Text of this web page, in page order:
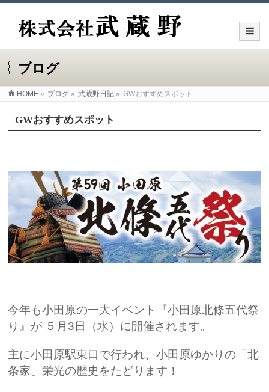
ブログ
HOME » ブログ » 武蔵野日記 » GWおすすめスポット
GWおすすめスポット
今年も小田原の一大イベント『小田原北條五代祭
り』が ５月3日（水）に開催されます。
主に小田原駅東口で行われ、小田原ゆかりの「北
条家」栄光の歴史をたどります！